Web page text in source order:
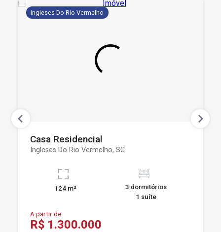
Ingleses Do Rio Vermelho
Casa Residencial
Ingleses Do Rio Vermelho, SC
124 m²
3 dormitórios
1 suíte
A partir de:
R$ 1.300.000